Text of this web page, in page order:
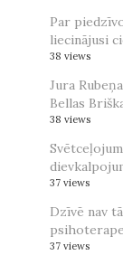
Par
liecinājusi
38 views
Jura
Bellas
38 views
37 views
Dzīvē nav
37 views